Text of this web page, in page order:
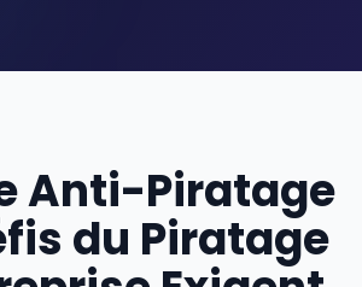
Anti-Piratage
du Piratage